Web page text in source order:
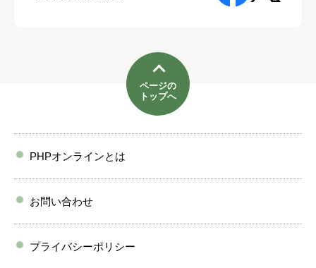
ページの
トップへ
PHPオンラインとは
お問い合わせ
プライバシーポリシー